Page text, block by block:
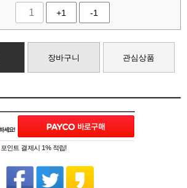
+1 -1
장바구니 관심상품
포인트 결제시 1% 적립!